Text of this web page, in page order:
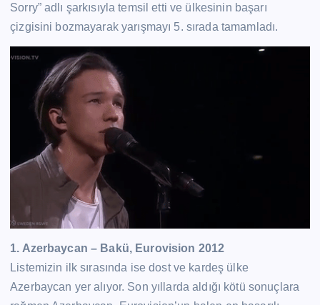
Sorry” adlı şarkısıyla temsil etti ve ülkesinin başarı
çizgisini bozmayarak yarışmayı 5. sırada tamamladı.
1. Azerbaycan – Bakü, Eurovision 2012
Listemizin ilk sırasında ise dost ve kardeş ülke
Azerbaycan yer alıyor. Son yıllarda aldığı kötü sonuçlara